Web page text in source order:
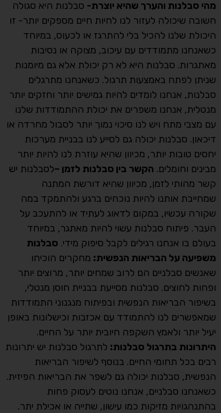
מהי סבלנות והערך שהיא יוצרת- סבלנות היא סגולה
חשובה שיכולה לעזור לנו לחיות חיים מספקים יותר- זו
היכולת שלנו להכיל בלי להתרגז או לכעוס, במיוחד
כשאנחנו מתמודדים עם עיכוב, מצוקה או נסיבות
מאתגרות. סבלנות היא לא רק יכולת אלא גם מיומנות
שניתן לפתח באמצעות תרגול. כשאנחנו מתרגלים
סבלנות, אנחנו לומדים להיות גמישים יותר וחזקים יותר
מנטלית, אנחנו משפרים את יכולת ההתמודדות שלנו
עם מצבי מתח ויש לנו סיכוי נמוך יותר לסבול מחרדה או
דיכאון. סבלנות יכולה גם לסייע לנו בבניית מערכות
יחסים טובות יותר, מכיוון שהיא עוזרת לנו להיות יותר
מבינים וחומלים. הקשר בין סבלנות לזמן –לסבלנות יש
קשר מהותי לזמן, מכיוון שהיא דורשת המתנה
שמחייבת אותנו להיות נוכחים ברגע ולהתמקד במה
שקורה עכשיו, במקום לדאוג לעתיד או להתעכב על
העבר. פיתוח סבלנות עשוי להיות מאתגר, במיוחד
בעולם בו אנחנו רגילים לקבל סיפוק מידי. סבלנות
משפיעה על הבריאות הנפשית: מחקרים הוכיחו
שאנשים סבלניים הם לרוב שמחים יותר, מרוצים יותר
ופחות לחוצים. סבלנות מסייעת בבניית חוסן מנטלי,
בשיפור הבריאות הנפשית ובפיתוח מנגנוני התמודדות
שמאפשרים לנו להתמודד עם אכזבות וכישלונות באופן
יעיל יותר ולאמץ השקפה חיובית יותר על החיים.
היתרונות בתרגול סבלנות: לתרגול סבלנות יש יתרונות
רבים בכל תחומי החיים. בנוסף לשיפור הבריאות
הנפשית, סבלנות יכולה גם לשפר את הבריאות הפיזית.
כשאנחנו סבלניים, אנחנו נוטים לעסוק פחות
בהתנהגויות מזיקות כמו עישון, שתייה או אכילת יתר.